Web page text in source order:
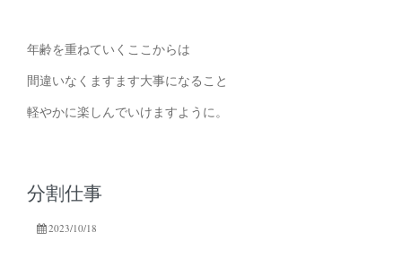
年齢を重ねていくここからは
間違いなくますます大事になること
軽やかに楽しんでいけますように。
分割仕事
2023/10/18